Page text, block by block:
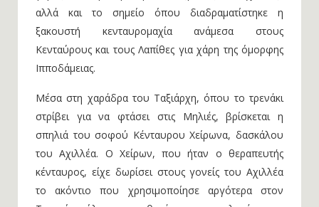
γάμος του Πηλέα με τη Θέτιδα (γονείς του Αχιλλέα),
αλλά και το σημείο όπου διαδραματίστηκε η
ξακουστή κενταυρομαχία ανάμεσα στους
Κενταύρους και τους Λαπίθες για χάρη της όμορφης
Μέσα στη χαράδρα του Ταξιάρχη, όπου το τρενάκι
στρίβει για να φτάσει στις Μηλιές, βρίσκεται η
σπηλιά του σοφού Κένταυρου Χείρωνα, δασκάλου
του Αχιλλέα. Ο Χείρων, που ήταν ο θεραπευτής
κένταυρος, είχε δωρίσει στους γονείς του Αχιλλέα
το ακόντιο που χρησιμοποίησε αργότερα στον